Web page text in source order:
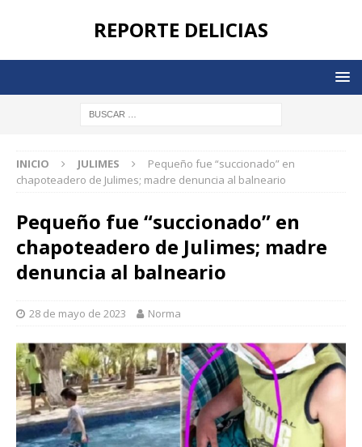
REPORTE DELICIAS
INICIO JULIMES
Pequeño fue “succionado” en
chapoteadero de Julimes; madre denuncia al balneario
Pequeño fue “succionado” en
chapoteadero de Julimes; madre
denuncia al balneario
28 de mayo de 2023 Norma